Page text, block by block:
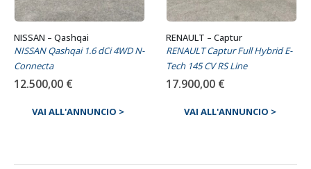
NISSAN – Qashqai
NISSAN Qashqai 1.6 dCi 4WD N-
Connecta
12.500,00 €
VAI ALL'ANNUNCIO >
RENAULT – Captur
RENAULT Captur Full Hybrid E-
Tech 145 CV RS Line
17.900,00 €
VAI ALL'ANNUNCIO >